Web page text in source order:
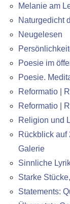
Melanie am
Naturgedicht
Neugelesen
Poesie im
Poesie.
Reformatio |
Reformatio |
Religion und
Rückblick auf
Galerie
Sinnliche
Starke
Statements: